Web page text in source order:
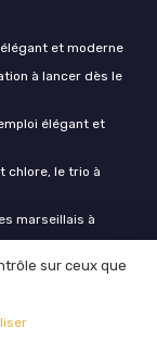
et moderne
à lancer dès le
élégant et
chlore, le trio à
marseillais à
sur ceux que